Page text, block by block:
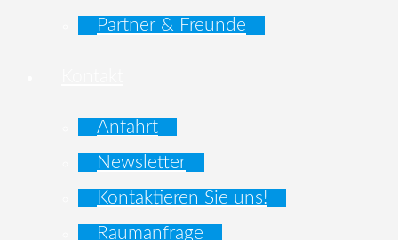
Partner & Freunde
Anfahrt
Newsletter
Kontaktieren Sie uns!
Raumanfrage